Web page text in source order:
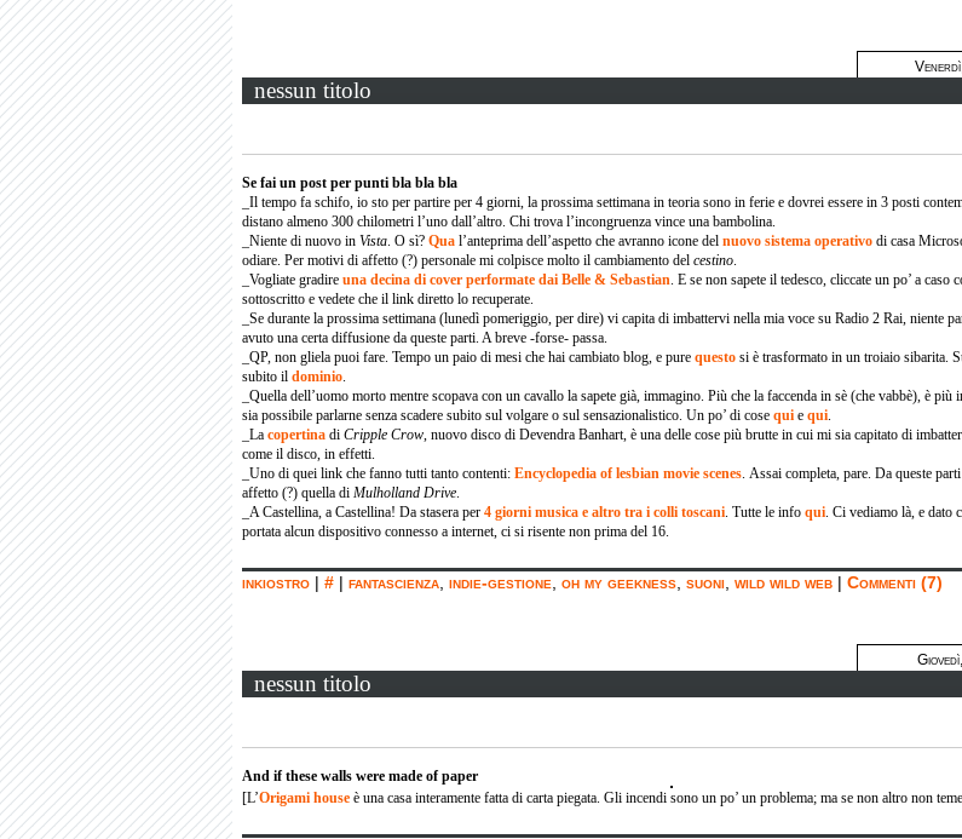
nessun titolo
Se fai un post per punti bla bla bla
_Il tempo fa schifo, io sto per partire per 4 giorni, la prossima settimana in teoria sono in ferie e dovrei essere in 3 posti
distano almeno 300 chilometri l’uno dall’altro. Chi trova l’incongruenza vince una bambolina.
_Niente di nuovo in Vista. O sì? Qua l’anteprima dell’aspetto che avranno icone del nuovo sistema operativo di casa
odiare. Per motivi di affetto (?) personale mi colpisce molto il cambiamento del cestino.
_Vogliate gradire una decina di cover performate dai Belle & Sebastian. E se non sapete il tedesco, cliccate un po’ a caso
sottoscritto e vedete che il link diretto lo recuperate.
_Se durante la prossima settimana (lunedì pomeriggio, per dire) vi capita di imbattervi nella mia voce su Radio 2 Rai, niente
avuto una certa diffusione da queste parti. A breve -forse- passa.
_QP, non gliela puoi fare. Tempo un paio di mesi che hai cambiato blog, e pure questo si è trasformato in un troiaio sibarita.
subito il dominio.
_Quella dell’uomo morto mentre scopava con un cavallo la sapete già, immagino. Più che la faccenda in sè (che vabbè), è più
sia possibile parlarne senza scadere subito sul volgare o sul sensazionalistico. Un po’ di cose qui e qui.
_La copertina di Cripple Crow, nuovo disco di Devendra Banhart, è una delle cose più brutte in cui mi sia capitato di
come il disco, in effetti.
_Uno di quei link che fanno tutti tanto contenti: Encyclopedia of lesbian movie scenes. Assai completa, pare. Da queste
affetto (?) quella di Mulholland Drive.
_A Castellina, a Castellina! Da stasera per 4 giorni musica e altro tra i colli toscani. Tutte le info qui. Ci vediamo là, e dato
portata alcun dispositivo connesso a internet, ci si risente non prima del 16.
inkiostro | # | fantascienza indie-gestione oh my geekness suoni wild wild web | Commenti (7)
nessun titolo
And if these walls were made of paper
[L’Origami house è una casa interamente fatta di carta piegata. Gli incendi sono un po’ un problema; ma se non altro non